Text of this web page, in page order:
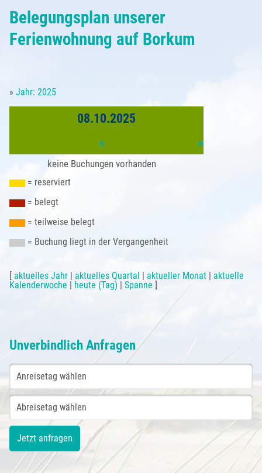
Saison & Preise
Anreise
Unsere Borkum-Tipps
Borkum Wetter
Borkum - Ortsansichten
Türme und Seezeichen
Alte Inselansichten
Anfrageformular
Kleingedrucktes
Impressum
Datenschutzerklärung
Partner
Belegungsplan unserer
Ferienwohnung auf Borkum
»Jahr: 2025
08.10.2025
«
»
keine Buchungen vorhanden
= reserviert
= belegt
= teilweise belegt
= Buchung liegt in der Vergangenheit
aktuelles Jahr aktuelles Quartal aktueller Monat
aktuelle
Kalenderwoche
heute (Tag) |Spanne ]
Unverbindlich Anfragen